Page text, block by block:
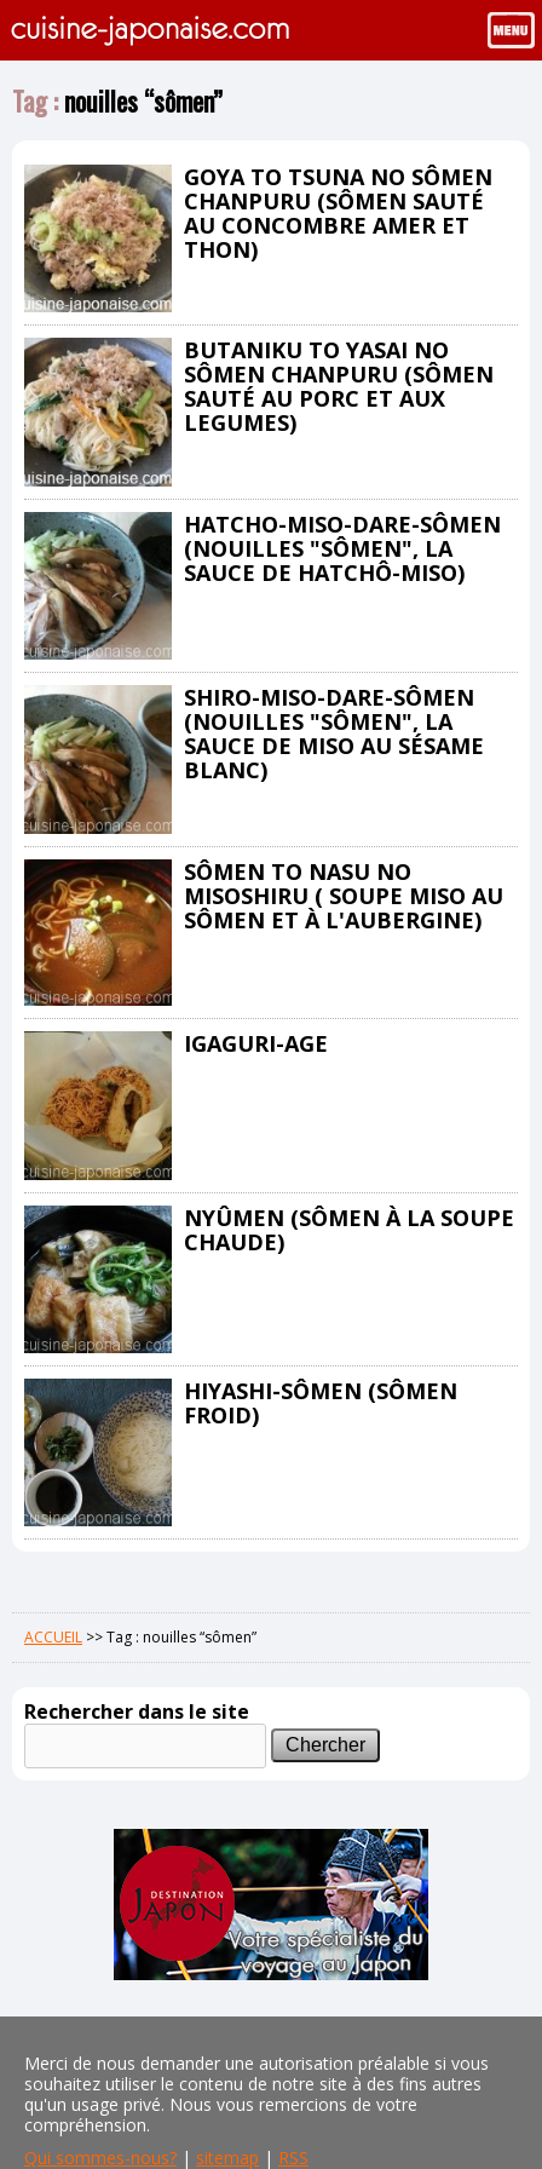
Tag :nouilles “sômen”
GOYA TO TSUNA NO SÔMEN
CHANPURU (SÔMEN SAUTÉ
AU CONCOMBRE AMER ET
THON)
BUTANIKU TO YASAI NO
SÔMEN CHANPURU (SÔMEN
SAUTÉ AU PORC ET AUX
LEGUMES)
HATCHO-MISO-DARE-SÔMEN
(NOUILLES "SÔMEN", LA
SAUCE DE HATCHÔ-MISO)
SHIRO-MISO-DARE-SÔMEN
(NOUILLES "SÔMEN", LA
SAUCE DE MISO AU SÉSAME
BLANC)
SÔMEN TO NASU NO
MISOSHIRU ( SOUPE MISO AU
SÔMEN ET À L'AUBERGINE)
IGAGURI-AGE
NYÛMEN (SÔMEN À LA SOUPE
CHAUDE)
HIYASHI-SÔMEN (SÔMEN
FROID)
ACCUEIL >>Tag : nouilles “sômen”
Rechercher dans le site
Merci de nous demander une autorisation préalable si vous
souhaitez utiliser le contenu de notre site à des fins autres
qu'un usage privé. Nous vous remercions de votre
compréhension.
Qui sommes-nous? | sitemap | RSS